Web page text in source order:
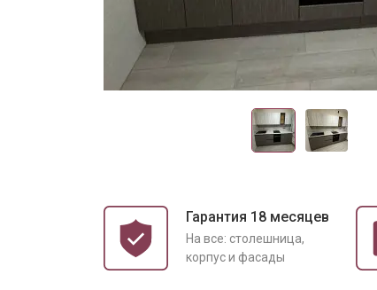
Гарантия 18 месяцев
На все: столешница,
корпус и фасады